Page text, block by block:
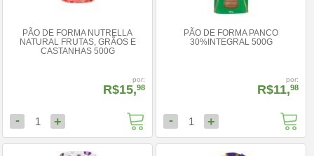
PÃO DE FORMA NUTRELLA
NATURAL FRUTAS, GRÃOS E
CASTANHAS 500G
por:
R$15,98
- 1 +
PÃO DE FORMA PANCO
30%INTEGRAL 500G
por:
R$11,98
- 1 +